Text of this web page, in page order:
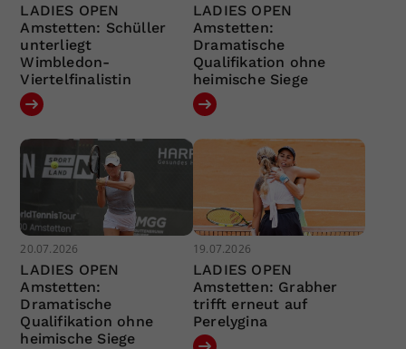
LADIES OPEN
Amstetten: Schüller
unterliegt
Wimbledon-
Viertelfinalistin
LADIES OPEN
Amstetten:
Dramatische
Qualifikation ohne
heimische Siege
20.07.2026
LADIES OPEN
Amstetten:
Dramatische
Qualifikation ohne
heimische Siege
19.07.2026
LADIES OPEN
Amstetten: Grabher
trifft erneut auf
Perelygina